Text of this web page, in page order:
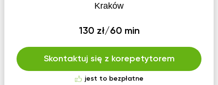
Kraków
130 zł/60 min
Skontaktuj się z korepetytorem
jest to bezpłatne